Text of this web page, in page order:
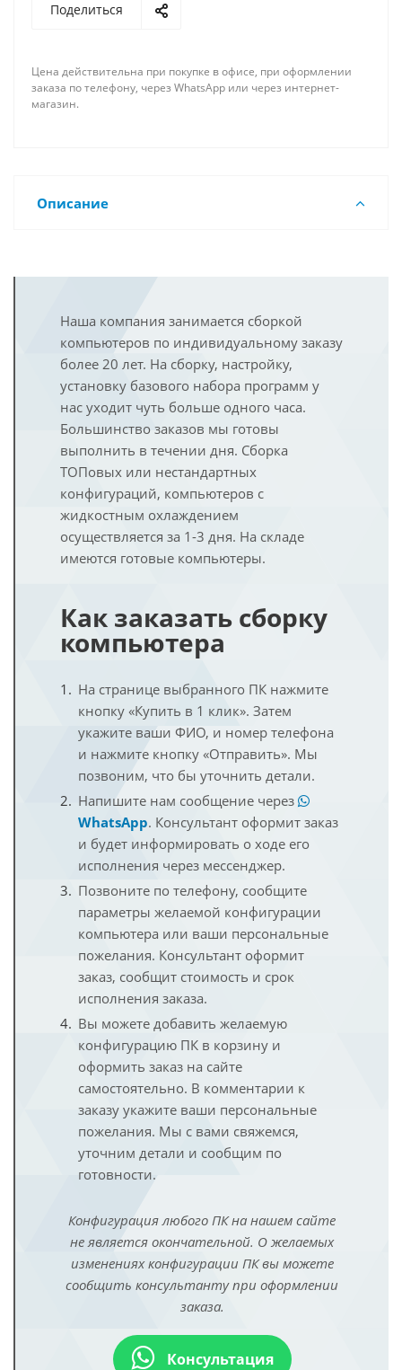
Поделиться
Цена действительна при покупке в офисе, при оформлении
заказа по телефону, через WhatsApp или через интернет-
магазин.
Описание
Наша компания занимается сборкой
компьютеров по индивидуальному заказу
более 20 лет. На сборку, настройку,
установку базового набора программ у
нас уходит чуть больше одного часа.
Большинство заказов мы готовы
выполнить в течении дня. Сборка
ТОПовых или нестандартных
конфигураций, компьютеров с
жидкостным охлаждением
осуществляется за 1-3 дня. На складе
имеются готовые компьютеры.
Как заказать сборку
компьютера
На странице выбранного ПК нажмите
кнопку «Купить в 1 клик». Затем
укажите ваши ФИО, и номер телефона
и нажмите кнопку «Отправить». Мы
позвоним, что бы уточнить детали.
Напишите нам сообщение через
WhatsApp. Консультант оформит заказ
и будет информировать о ходе его
исполнения через мессенджер.
Позвоните по телефону, сообщите
параметры желаемой конфигурации
компьютера или ваши персональные
пожелания. Консультант оформит
заказ, сообщит стоимость и срок
исполнения заказа.
Вы можете добавить желаемую
конфигурацию ПК в корзину и
оформить заказ на сайте
самостоятельно. В комментарии к
заказу укажите ваши персональные
пожелания. Мы с вами свяжемся,
уточним детали и сообщим по
готовности.
Конфигурация любого ПК на нашем сайте
не является окончательной. О желаемых
изменениях конфигурации ПК вы можете
сообщить консультанту при оформлении
заказа.
Консультация